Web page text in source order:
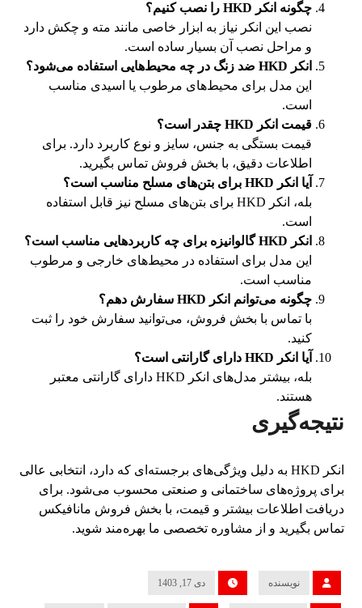
چگونه انکر
را نصب کنیم؟
نصب این انکر نیاز به ابزار خاصی مانند مته و چکش دارد
و مراحل نصب آن بسیار ساده است.
انکر
ضد زنگ در چه محیط‌هایی استفاده می‌شود؟
این مدل برای محیط‌های مرطوب یا اسیدی مناسب
است.
قیمت انکر
چقدر است؟
قیمت بستگی به جنس، سایز و نوع کاربرد دارد. برای
اطلاعات دقیق، با بخش فروش تماس بگیرید.
آیا انکر
برای بتن‌های مسلح مناسب است؟
بله، انکر HKD برای بتن‌های مسلح نیز قابل استفاده
است.
انکر
گالوانیزه برای چه کاربردهایی مناسب است؟
این مدل برای استفاده در محیط‌های خارجی و مرطوب
مناسب است.
چگونه می‌توانم انکر
سفارش دهم؟
با تماس با بخش فروش، می‌توانید سفارش خود را ثبت
کنید.
آیا انکر
دارای گارانتی است؟
بله، بیشتر مدل‌های انکر HKD دارای گارانتی معتبر
هستند.
نتیجه‌گیری
انکر HKD به دلیل ویژگی‌های برجسته‌ای که دارد، انتخابی عالی
برای پروژه‌های ساختمانی و صنعتی محسوب می‌شود. برای
دریافت اطلاعات بیشتر و قیمت، با بخش فروش مانافیکس
تماس بگیرید و از مشاوره تخصصی ما بهره‌مند شوید.
نویسنده دی 17, 1403